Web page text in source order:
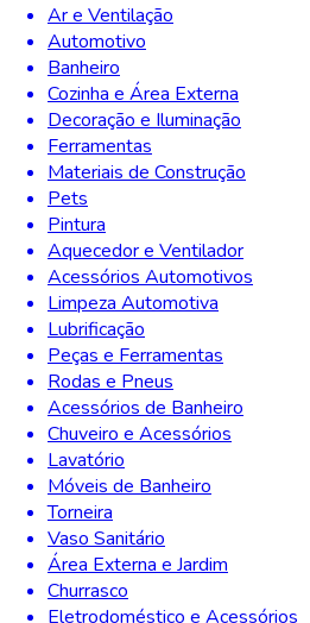
Ar e Ventilação
Automotivo
Banheiro
Cozinha e Área Externa
Decoração e Iluminação
Ferramentas
Materiais de Construção
Pets
Pintura
Aquecedor e Ventilador
Acessórios Automotivos
Limpeza Automotiva
Lubrificação
Peças e Ferramentas
Rodas e Pneus
Acessórios de Banheiro
Chuveiro e Acessórios
Lavatório
Móveis de Banheiro
Torneira
Vaso Sanitário
Área Externa e Jardim
Churrasco
Eletrodoméstico e Acessórios